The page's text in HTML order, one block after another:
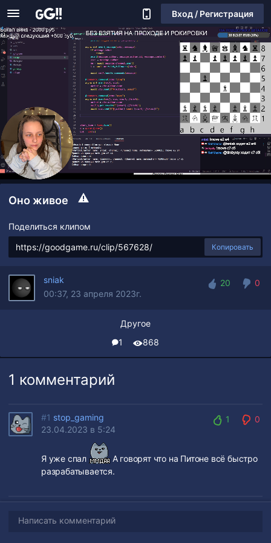
Вход / Регистрация
Оно живое
Поделиться клипом
Копировать
sniak
00:37, 23 апреля 2023г.
20
0
Другое
1
868
1 комментарий
#1 stop_gaming
23.04.2023 в 5:24
1
0
Я уже спал
А говорят что на Питоне всё быстро
разрабатывается.
Написать комментарий